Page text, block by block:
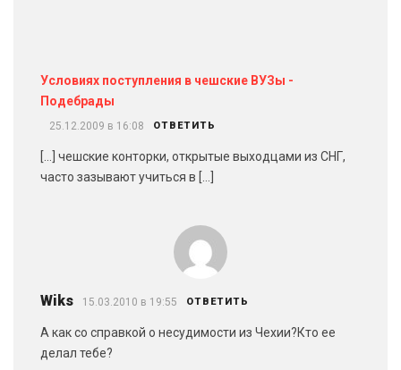
Условиях поступления в чешские ВУЗы -
Подебрады
25.12.2009 в 16:08 ОТВЕТИТЬ
[…] чешские конторки, открытые выходцами из СНГ,
часто зазывают учиться в […]
Wiks 15.03.2010 в 19:55 ОТВЕТИТЬ
А как со справкой о несудимости из Чехии?Кто ее
делал тебе?